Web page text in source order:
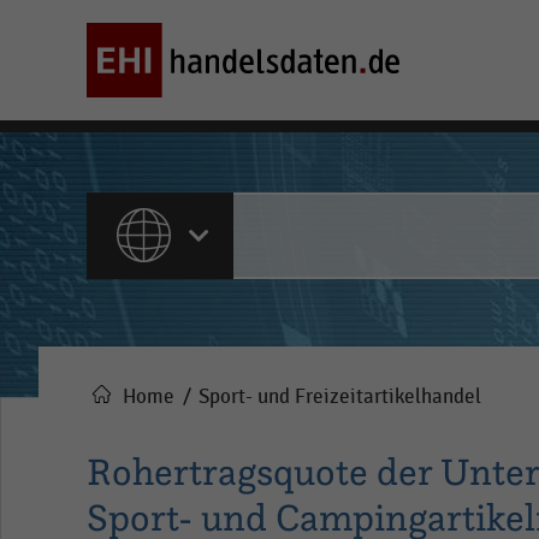
ALLE INHALTE
Pfadnavigation
Home Sport- und Freizeitartikelhandel
Rohertragsquote der
Sport- und